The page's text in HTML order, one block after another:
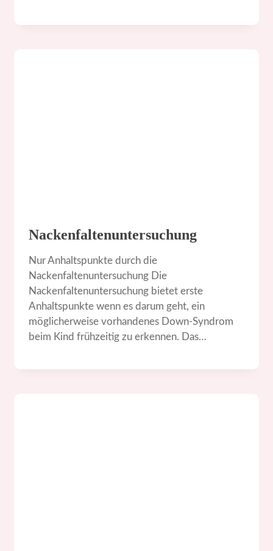
Nackenfaltenuntersuchung
Nur Anhaltspunkte durch die
Nackenfaltenuntersuchung Die
Nackenfaltenuntersuchung bietet erste
Anhaltspunkte wenn es darum geht, ein
möglicherweise vorhandenes Down-Syndrom
beim Kind frühzeitig zu erkennen. Das…